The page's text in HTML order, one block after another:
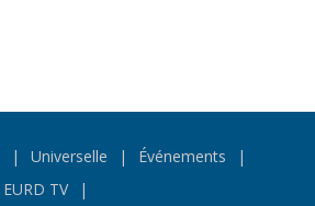
Universelle
Événements
EURD TV